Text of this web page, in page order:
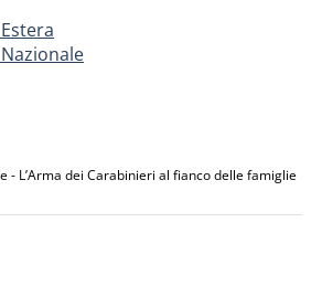
- L’Arma dei Carabinieri al fianco delle famiglie